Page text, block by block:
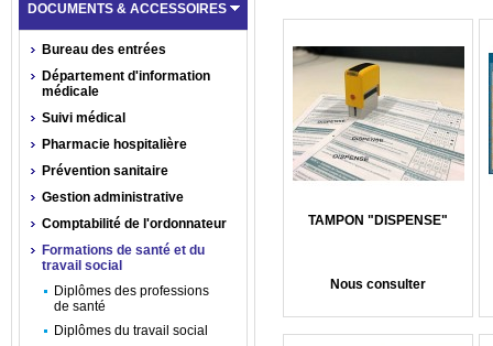
TAMPON "DISPENSE"
Nous consulter
DOCUMENTS & ACCESSOIRES
Bureau des entrées
Département d'information
médicale
Suivi médical
Pharmacie hospitalière
Prévention sanitaire
Gestion administrative
Comptabilité de l'ordonnateur
Formations de santé et du
travail social
Diplômes des professions
de santé
Diplômes du travail social